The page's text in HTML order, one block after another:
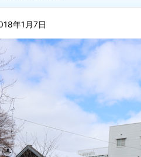
年1月7日